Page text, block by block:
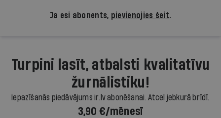
Ja esi abonents, pievienojies šeit.
Turpini lasīt, atbalsti kvalitatīvu
žurnālistiku!
Iepazīšanās piedāvājums ir.lv abonēšanai. Atcel jebkurā brīdī.
3,90 €/mēnesī